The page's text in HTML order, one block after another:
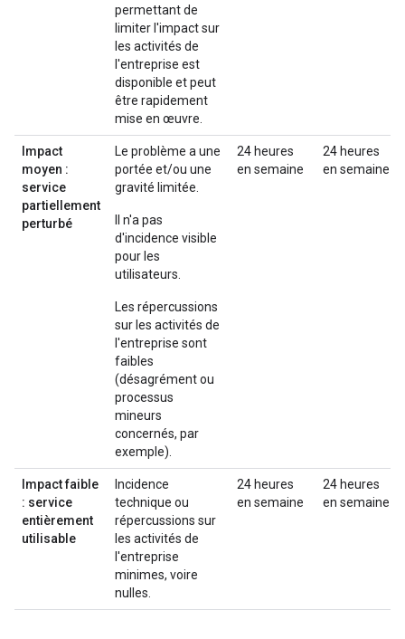
permettant de
limiter l'impact sur
les activités de
l'entreprise est
disponible et peut
être rapidement
mise en œuvre.
Impact
moyen :
service
partiellement
perturbé
Le problème a une
portée et/ou une
gravité limitée.
Il n'a pas
d'incidence visible
pour les
utilisateurs.
Les répercussions
sur les activités de
l'entreprise sont
faibles
(désagrément ou
processus
mineurs
concernés, par
exemple).
24 heures
en semaine
24 heures
en semaine
Impact faible
: service
entièrement
utilisable
Incidence
technique ou
répercussions sur
les activités de
l'entreprise
minimes, voire
nulles.
24 heures
en semaine
24 heures
en semaine